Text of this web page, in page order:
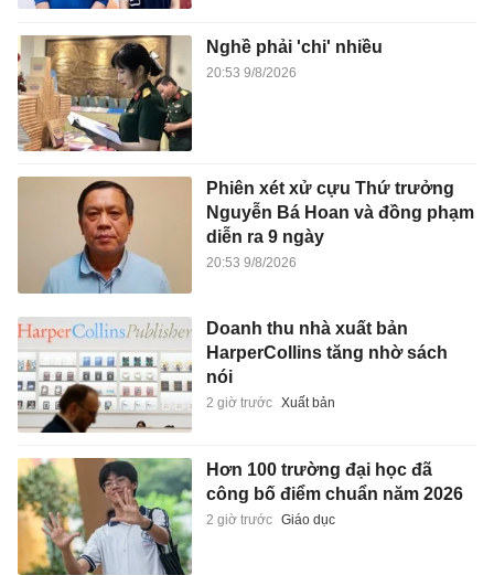
Nghề phải 'chi' nhiều
20:53 9/8/2026
Phiên xét xử cựu Thứ trưởng
Nguyễn Bá Hoan và đồng phạm
diễn ra 9 ngày
20:53 9/8/2026
Doanh thu nhà xuất bản
HarperCollins tăng nhờ sách
nói
2 giờ trước Xuất bản
Hơn 100 trường đại học đã
công bố điểm chuẩn năm 2026
2 giờ trước Giáo dục